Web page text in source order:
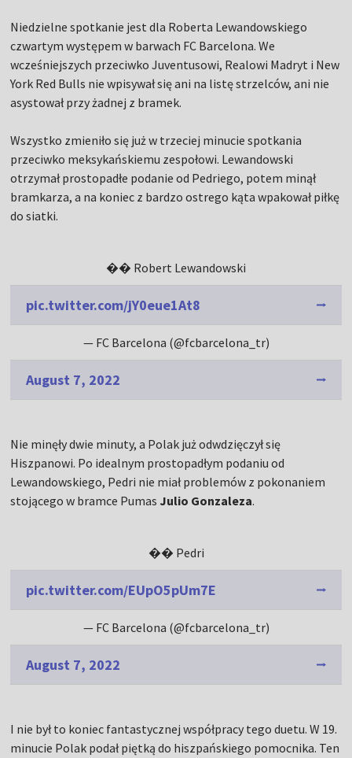
Niedzielne spotkanie jest dla Roberta Lewandowskiego
czwartym występem w barwach FC Barcelona. We
wcześniejszych przeciwko Juventusowi, Realowi Madryt i New
York Red Bulls nie wpisywał się ani na listę strzelców, ani nie
asystował przy żadnej z bramek.
Wszystko zmieniło się już w trzeciej minucie spotkania
przeciwko meksykańskiemu zespołowi. Lewandowski
otrzymał prostopadłe podanie od Pedriego, potem minął
bramkarza, a na koniec z bardzo ostrego kąta wpakował piłkę
do siatki.
�� Robert Lewandowski
pic.twitter.com/jY0eue1At8
— FC Barcelona (@fcbarcelona_tr)
August 7, 2022
Nie minęły dwie minuty, a Polak już odwdzięczył się
Hiszpanowi. Po idealnym prostopadłym podaniu od
Lewandowskiego, Pedri nie miał problemów z pokonaniem
stojącego w bramce Pumas Julio Gonzaleza.
�� Pedri
pic.twitter.com/EUpO5pUm7E
— FC Barcelona (@fcbarcelona_tr)
August 7, 2022
I nie był to koniec fantastycznej współpracy tego duetu. W 19.
minucie Polak podał piętką do hiszpańskiego pomocnika. Ten